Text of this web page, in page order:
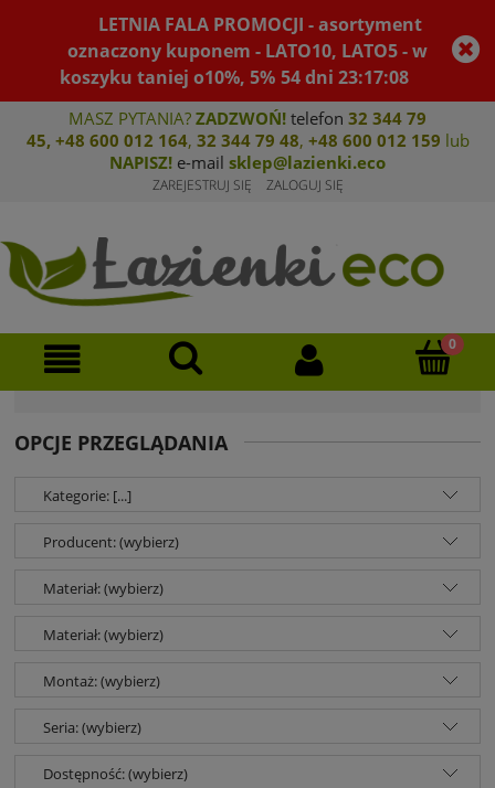
LETNIA FALA PROMOCJI - asortyment
oznaczony kuponem - LATO10, LATO5 - w
koszyku taniej o10%, 5% 54dni23:17:07
MASZ PYTANIA? ZADZWOŃ! telefon 32 344 79
45, +48 600 012 164, 32 344 79 48, +48 600 012 159 lub
NAPISZ! e-mail sklep@lazienki.eco
ZAREJESTRUJ SIĘ ZALOGUJ SIĘ
OPCJE PRZEGLĄDANIA
Kategorie: [...]
Producent: (wybierz)
Materiał: (wybierz)
Materiał: (wybierz)
Montaż: (wybierz)
Seria: (wybierz)
Dostępność: (wybierz)